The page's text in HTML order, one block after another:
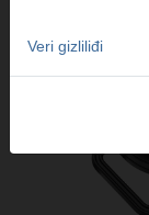
Veri gizliliđi